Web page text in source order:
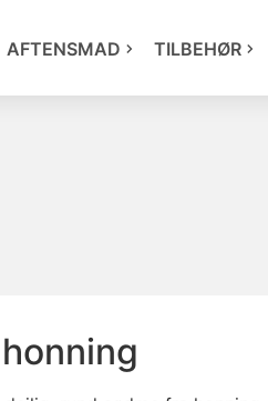
AFTENSMAD TILBEHØR